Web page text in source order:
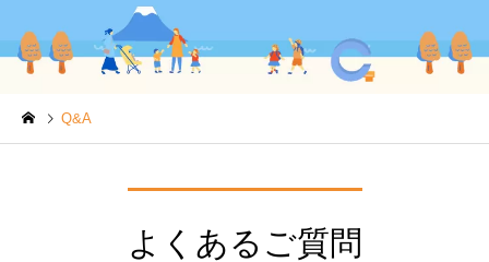
企業主導型保育園
Thank you
Thank you キッ
Thank you キッ
相談支援窓口
Q&A
よくあるご質問